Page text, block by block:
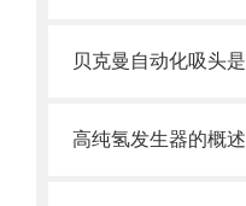
高纯氢发生器的概述